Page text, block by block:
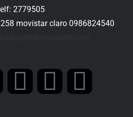
2779505
movistar claro 0986824540